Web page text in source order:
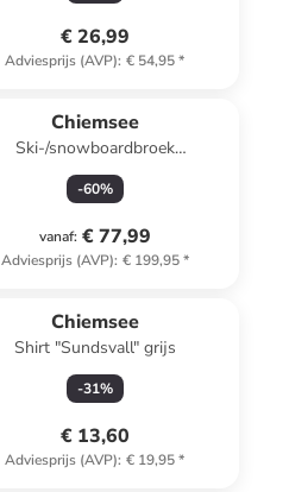
€ 26,99
Adviesprijs (AVP): € 54,95*
Chiemsee
Ski-/snowboardbroek
groen/zwart/roze
-60%
vanaf: € 77,99
Adviesprijs (AVP): € 199,95*
Chiemsee
Shirt "Sundsvall" grijs
-31%
€ 13,60
Adviesprijs (AVP): € 19,95*